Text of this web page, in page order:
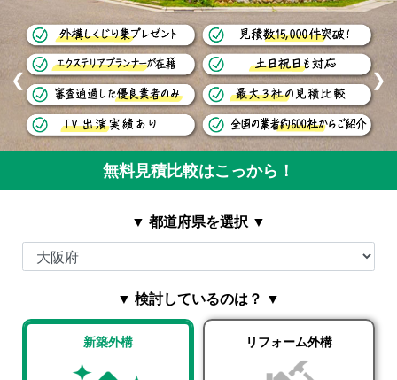
❮ ❯
無料見積比較はこっから！
▼ 都道府県を選択 ▼
▼ 検討しているのは？ ▼
新築外構 リフォーム外構